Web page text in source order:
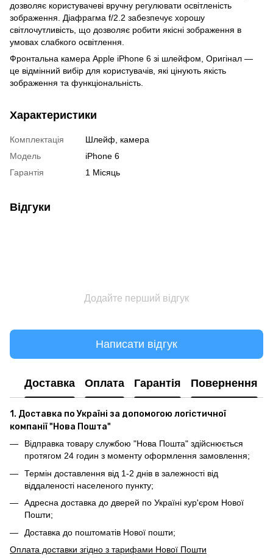
дозволяє користувачеві вручну регулювати освітленість
зображення. Діафрагма f/2.2 забезпечує хорошу
світлочутливість, що дозволяє робити якісні зображення в
умовах слабкого освітлення.
Фронтальна камера Apple iPhone 6 зі шлейфом, Оригінал —
це відмінний вибір для користувачів, які цінують якість
зображення та функціональність.
Характеристики
Комплектація
Шлейф, камера
Модель
iPhone 6
Гарантія
1 Місяць
Відгуки
Додайте перший відгук
Написати відгук
Доставка Оплата Гарантія Повернення
1. Доставка по Україні за допомогою логістичної
компанії "Нова Пошта"
Відправка товару службою "Нова Пошта" здійснюється
протягом 24 годин з моменту оформлення замовлення;
Термін доставлення від 1-2 днів в залежності від
віддаленості населеного пункту;
Адресна доставка до дверей по Україні кур'єром Нової
Пошти;
Доставка до поштоматів Нової пошти;
Оплата доставки згідно з тарифами Нової Пошти